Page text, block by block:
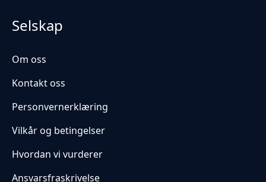
Selskap
Om oss
Kontakt oss
Personvernerklæring
Vilkår og betingelser
Hvordan vi vurderer
Ansvarsfraskrivelse